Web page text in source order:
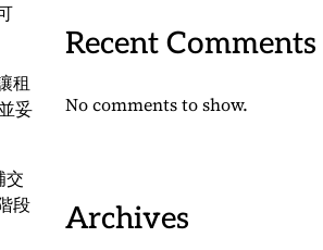
租
妥
交
段
Recent Comments
No comments to show.
Archives